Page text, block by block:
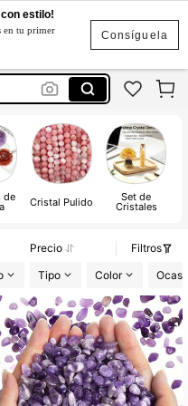
Consíguela
estilo!
en tu primer
de Cristal Pulido Set de
Cristales
Precio
Filtros
Tipo Color